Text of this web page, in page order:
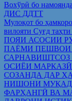
Вохўрӣ бо
ДИС ДДТТ
Мулоқот бо
вилояти Суғд
ПОЯИ АСОСИИ
ПАЁМИ ПЕШВОИ
ОСИЁИ
СОЗАНДА ДАР
НИШОНИ
ФАРҲАНГӢ ВА